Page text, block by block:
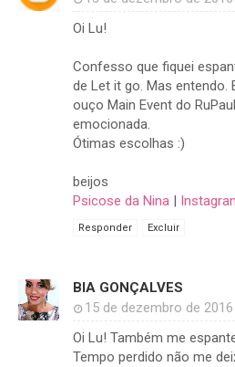
Oi Lu!
Confesso que fiquei
de Let it go. Mas entendo.
ouço Main Event do
emocionada.
Ótimas escolhas :)
beijos
Psicose da Nina
Responder Excluir
BIA GONÇALVES
15 de dezembro de
Oi Lu! Também me
Tempo perdido não me